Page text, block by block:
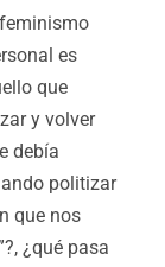
es
que
y volver
debía
politizar
que nos
¿qué pasa